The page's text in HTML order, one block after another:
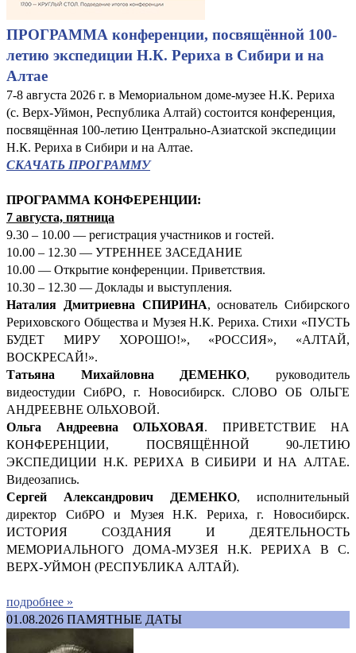
ПРОГРАММА конференции, посвящённой 100-
летию экспедиции Н.К. Рериха в Сибири и на
Алтае
7-8 августа 2026 г. в Мемориальном доме-музее Н.К. Рериха
(с. Верх-Уймон, Республика Алтай) состоится конференция,
посвящённая 100-летию Центрально-Азиатской экспедиции
Н.К. Рериха в Сибири и на Алтае.
СКАЧАТЬ ПРОГРАММУ
ПРОГРАММА КОНФЕРЕНЦИИ:
7 августа, пятница
9.30 – 10.00 — регистрация участников и гостей.
10.00 – 12.30 — УТРЕННЕЕ ЗАСЕДАНИЕ
10.00 — Открытие конференции. Приветствия.
10.30 – 12.30 — Доклады и выступления.
Наталия Дмитриевна СПИРИНА, основатель Сибирского
Рериховского Общества и Музея Н.К. Рериха. Стихи «ПУСТЬ
БУДЕТ МИРУ ХОРОШО!», «РОССИЯ», «АЛТАЙ,
ВОСКРЕСАЙ!».
Татьяна Михайловна ДЕМЕНКО, руководитель
видеостудии СибРО, г. Новосибирск. СЛОВО ОБ ОЛЬГЕ
АНДРЕЕВНЕ ОЛЬХОВОЙ.
Ольга Андреевна ОЛЬХОВАЯ. ПРИВЕТСТВИЕ НА
КОНФЕРЕНЦИИ, ПОСВЯЩЁННОЙ 90-ЛЕТИЮ
ЭКСПЕДИЦИИ Н.К. РЕРИХА В СИБИРИ И НА АЛТАЕ.
Видеозапись.
Сергей Александрович ДЕМЕНКО, исполнительный
директор СибРО и Музея Н.К. Рериха, г. Новосибирск.
ИСТОРИЯ СОЗДАНИЯ И ДЕЯТЕЛЬНОСТЬ
МЕМОРИАЛЬНОГО ДОМА-МУЗЕЯ Н.К. РЕРИХА В С.
ВЕРХ-УЙМОН (РЕСПУБЛИКА АЛТАЙ).
подробнее »
01.08.2026 ПАМЯТНЫЕ ДАТЫ